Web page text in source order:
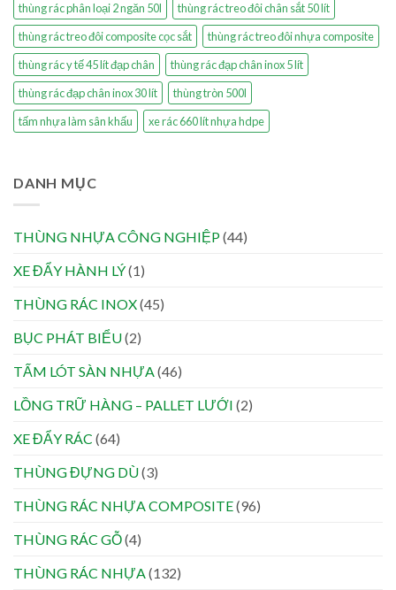
thùng rác phân loại 2 ngăn 50l
thùng rác treo đôi chân sắt 50 lít
thùng rác treo đôi composite cọc sắt
thùng rác treo đôi nhựa composite
thùng rác y tế 45 lít đạp chân
thùng rác đạp chân inox 5 lít
thùng rác đạp chân inox 30 lít
thùng tròn 500l
tấm nhựa làm sân khấu
xe rác 660 lít nhựa hdpe
DANH MỤC
THÙNG NHỰA CÔNG NGHIỆP(44)
XE ĐẨY HÀNH LÝ(1)
THÙNG RÁC INOX(45)
BỤC PHÁT BIỂU(2)
TẤM LÓT SÀN NHỰA (46)
LỒNG TRỮ HÀNG – PALLET LƯỚI (2)
XE ĐẨY RÁC (64)
THÙNG ĐỰNG DÙ(3)
THÙNG RÁC NHỰA COMPOSITE(96)
THÙNG RÁC GỖ(4)
THÙNG RÁC NHỰA (132)